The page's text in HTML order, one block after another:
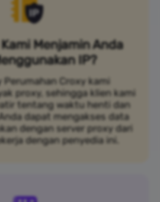
Menjamin Anda
IP?
Perumahan Croxy kami
proxy, sehingga klien kami
tentang waktu henti dan
dapat mengakses data
dengan server proxy dari
dengan penyedia ini.